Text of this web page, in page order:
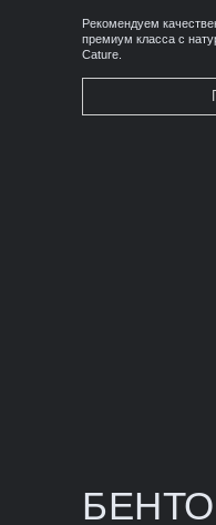
Рекомендуем
премиум класса с
Cature.